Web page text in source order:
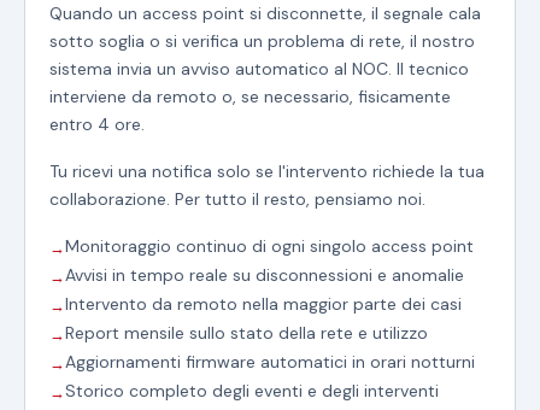
Quando un access point si disconnette, il segnale cala
sotto soglia o si verifica un problema di rete, il nostro
sistema invia un avviso automatico al NOC. Il tecnico
interviene da remoto o, se necessario, fisicamente
entro 4 ore.
Tu ricevi una notifica solo se l'intervento richiede la tua
collaborazione. Per tutto il resto, pensiamo noi.
Monitoraggio continuo di ogni singolo access point
Avvisi in tempo reale su disconnessioni e anomalie
Intervento da remoto nella maggior parte dei casi
Report mensile sullo stato della rete e utilizzo
Aggiornamenti firmware automatici in orari notturni
Storico completo degli eventi e degli interventi